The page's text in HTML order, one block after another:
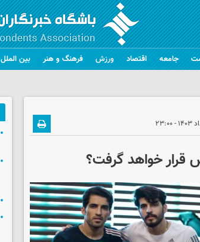
جامعه اقتصاد ورزش فرهنگ و هنر بین الملل
قرار خواهد گرفت؟